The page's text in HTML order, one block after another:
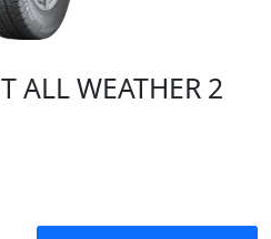
ALL WEATHER 2